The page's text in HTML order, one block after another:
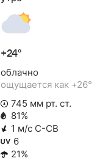
+24°
облачно
ощущается как +26°
745 мм рт. ст.
81%
1 м/с С-СВ
6
21%